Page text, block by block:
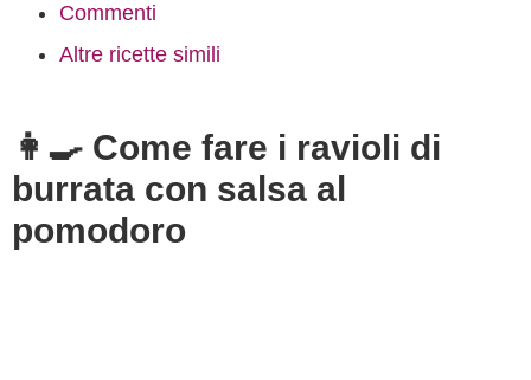
Commenti
Altre ricette simili
👩‍🍳 Come fare i ravioli di
burrata con salsa al
pomodoro